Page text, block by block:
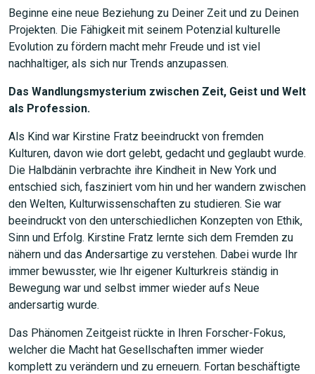
Beginne eine neue Beziehung zu Deiner Zeit und zu Deinen
Projekten. Die Fähigkeit mit seinem Potenzial kulturelle
Evolution zu fördern macht mehr Freude und ist viel
nachhaltiger, als sich nur Trends anzupassen.
Das Wandlungsmysterium zwischen Zeit, Geist und Welt
als Profession.
Als Kind war Kirstine Fratz beeindruckt von fremden
Kulturen, davon wie dort gelebt, gedacht und geglaubt wurde.
Die Halbdänin verbrachte ihre Kindheit in New York und
entschied sich, fasziniert vom hin und her wandern zwischen
den Welten, Kulturwissenschaften zu studieren. Sie war
beeindruckt von den unterschiedlichen Konzepten von Ethik,
Sinn und Erfolg. Kirstine Fratz lernte sich dem Fremden zu
nähern und das Andersartige zu verstehen. Dabei wurde Ihr
immer bewusster, wie Ihr eigener Kulturkreis ständig in
Bewegung war und selbst immer wieder aufs Neue
andersartig wurde.
Das Phänomen Zeitgeist rückte in Ihren Forscher-Fokus,
welcher die Macht hat Gesellschaften immer wieder
komplett zu verändern und zu erneuern. Fortan beschäftigte
JETZT SUCHEN